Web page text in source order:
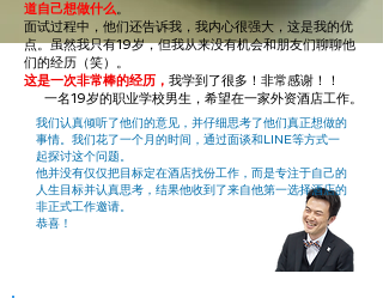
道自己想做什么。
面试过程中，他们还告诉我，我内心很强大，这是我的优
点。虽然我只有19岁，但我从来没有机会和朋友们聊聊他
们的经历（笑）。
这是一次非常棒的经历， 我学到了很多！非常感谢！！
一名19岁的职业学校男生，希望在一家外资酒店工作。
我们认真倾听了他们的意见，并仔细思考了他们真正想做的
事情。我们花了一个月的时间，通过面谈和LINE等方式一
起探讨这个问题。
他并没有仅仅把目标定在酒店找份工作，而是专注于自己的
人生目标并认真思考，结果他收到了来自他第一选择酒店的
非正式工作邀请。
恭喜！